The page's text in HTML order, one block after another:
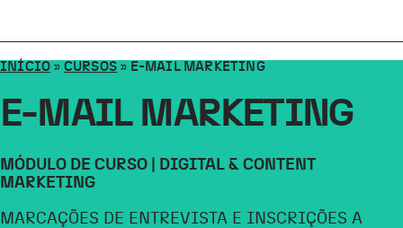
INÍCIO » CURSOS » E-MAIL MARKETING
E-MAIL MARKETING
MÓDULO DE CURSO | DIGITAL & CONTENT
MARKETING
MARCAÇÕES DE ENTREVISTA E INSCRIÇÕES A